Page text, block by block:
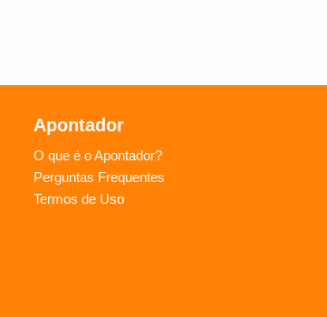
Apontador
O que é o Apontador?
Perguntas Frequentes
Termos de Uso